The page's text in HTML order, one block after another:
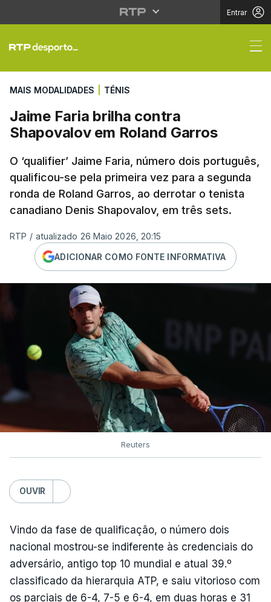
Entrar
Jaime Faria brilha
MAIS MODALIDADES TÉNIS
Jaime Faria brilha contra
Shapovalov em Roland Garros
O ‘qualifier’ Jaime Faria, número dois português,
qualificou-se pela primeira vez para a segunda
ronda de Roland Garros, ao derrotar o tenista
canadiano Denis Shapovalov, em três sets.
RTP / atualizado 26 Maio 2026, 20:15
ADICIONAR COMO FONTE INFORMATIVA
Reuters
OUVIR
Vindo da fase de qualificação, o número dois
nacional mostrou-se indiferente às credenciais do
adversário, antigo top 10 mundial e atual 39.º
classificado da hierarquia ATP, e saiu vitorioso com
os parciais de 6-4, 7-5 e 6-4, em duas horas e 31